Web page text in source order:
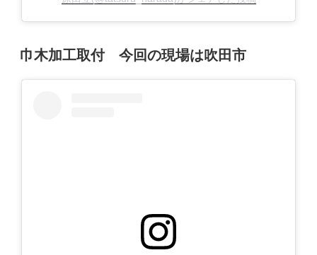
投
稿
巾木加工取付 今回の現場は吹田市